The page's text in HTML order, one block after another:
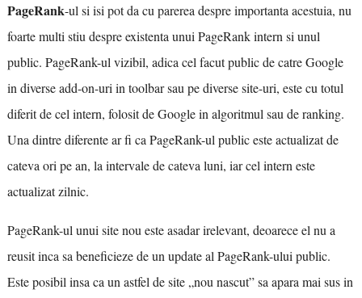
PageRank-ul si isi pot da cu parerea despre importanta acestuia, nu
foarte multi stiu despre existenta unui PageRank intern si unul
public. PageRank-ul vizibil, adica cel facut public de catre Google
in diverse add-on-uri in toolbar sau pe diverse site-uri, este cu totul
diferit de cel intern, folosit de Google in algoritmul sau de ranking.
Una dintre diferente ar fi ca PageRank-ul public este actualizat de
cateva ori pe an, la intervale de cateva luni, iar cel intern este
actualizat zilnic.
PageRank-ul unui site nou este asadar irelevant, deoarece el nu a
reusit inca sa beneficieze de un update al PageRank-ului public.
Este posibil insa ca un astfel de site „nou nascut” sa apara mai sus in